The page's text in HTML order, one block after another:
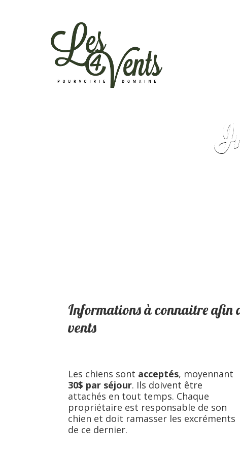
Informations à connaitre afin
vents
Les chiens sont acceptés, moyennant
30$ par séjour. Ils doivent être
attachés en tout temps. Chaque
propriétaire est responsable de son
chien et doit ramasser les excréments
de ce dernier.